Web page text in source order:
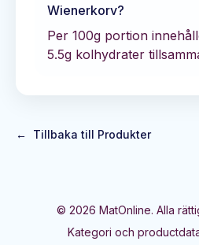
Wienerkorv?
Per 100g portion
5.5g kolhydrater
← Tillbaka till Produkter
© 2026 MatOnline. Alla
Kategori och